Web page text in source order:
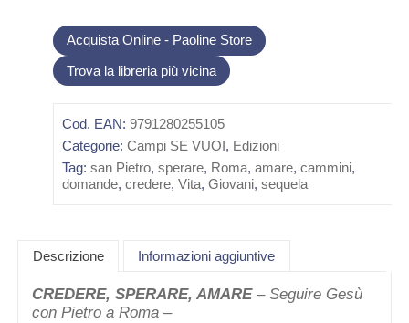
Acquista Online - Paoline Store
Cod. EAN:9791280255105
Categorie:Campi SE VUOI, Edizioni
Tag:san Pietro,sperare, Roma,amare,cammini,
domande,credere,Vita,Giovani,sequela
Trova la libreria più vicina
Descrizione Informazioni aggiuntive
CREDERE, SPERARE, AMARE– Seguire Gesù
con Pietro a Roma –